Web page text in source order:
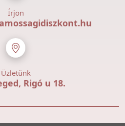
Írjon
Üzletünk
Rigó u 18.